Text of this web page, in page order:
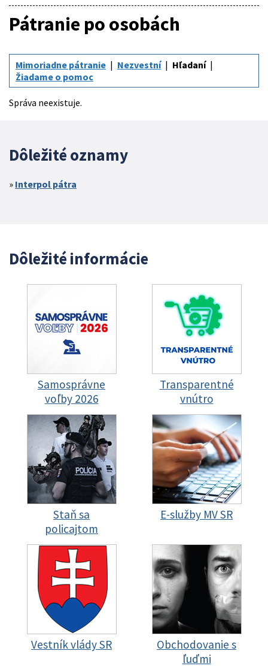
Pátranie po osobách
Mimoriadne pátranie Nezvestní
Hľadaní
Žiadame o pomoc
Správa neexistuje.
Dôležité oznamy
Interpol pátra
Dôležité informácie
Samosprávne
voľby 2026
Transparentné
vnútro
Staň sa
policajtom
E-služby MV SR
Vestník vlády SR
Obchodovanie s
ľuďmi